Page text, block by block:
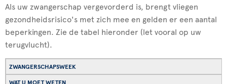
Als uw zwangerschap vergevorderd is, brengt vliegen
gezondheidsrisico's met zich mee en gelden er een aantal
beperkingen. Zie de tabel hieronder (let vooral op uw
terugvlucht).
ZWANGERSCHAPSWEEK
WAT U MOET WETEN